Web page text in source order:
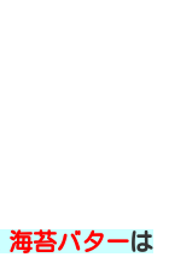
海苔バターは